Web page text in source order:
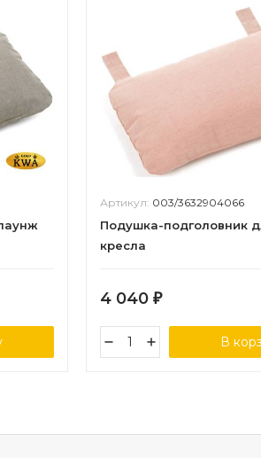
Артикул: 003/3632904066
Подушка-подголовник
кресла
4 040 ₽
В